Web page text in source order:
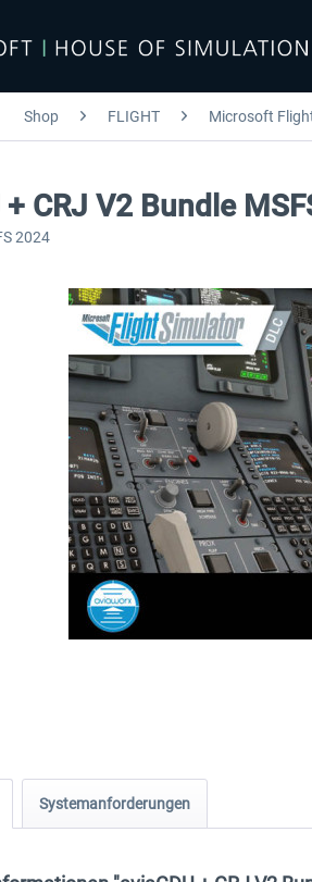
Shop FLIGHT Microsoft
+ CRJ V2 Bundle
2024
Systemanforderungen